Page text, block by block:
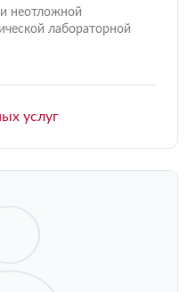
неотложной
лабораторной
услуг